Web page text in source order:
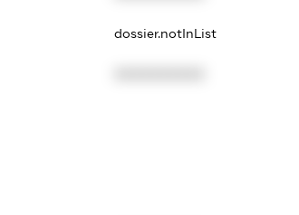
dossier.notInList